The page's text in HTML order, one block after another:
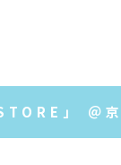
」 ＠